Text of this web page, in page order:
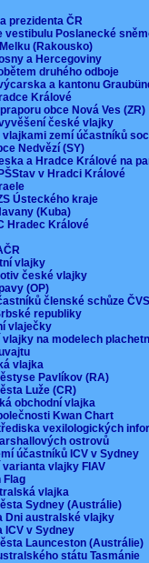
prezidenta ČR
vestibulu Poslanecké
(Rakousko)
a Hercegoviny
druhého odboje
a kantonu
Králové
obce Nová Ves
české vlajky
vlajkami zemí účastníků
Nedvězí (SY)
a Hradce Králové na
v Hradci Králové
Ústeckého kraje
(Kuba)
Hradec Králové
vlajky
české vlajky
(OP)
členské schůze
republiky
vlaječky
vlajky na modelech
vlajka
Pavlíkov (RA)
Luže (CR)
obchodní vlajka
Kwan Chart
vexilologických
ostrovů
účastníků ICV v Sydney
vlajky FIAV
Flag
vlajka
Sydney (Austrálie)
Dni australské vlajky
ICV v Sydney
Launceston (Austrálie)
státu Tasmánie